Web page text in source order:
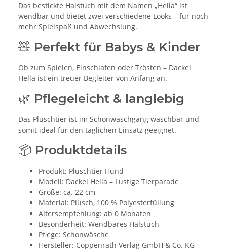
Das bestickte Halstuch mit dem Namen „Hella“ ist
wendbar und bietet zwei verschiedene Looks – für noch
mehr Spielspaß und Abwechslung.
🧸 Perfekt für Babys & Kinder
Ob zum Spielen, Einschlafen oder Trösten – Dackel
Hella ist ein treuer Begleiter von Anfang an.
🌿 Pflegeleicht & langlebig
Das Plüschtier ist im Schonwaschgang waschbar und
somit ideal für den täglichen Einsatz geeignet.
📦 Produktdetails
Produkt: Plüschtier Hund
Modell: Dackel Hella – Lustige Tierparade
Größe: ca. 22 cm
Material: Plüsch, 100 % Polyesterfüllung
Altersempfehlung: ab 0 Monaten
Besonderheit: Wendbares Halstuch
Pflege: Schonwäsche
Hersteller: Coppenrath Verlag GmbH & Co. KG